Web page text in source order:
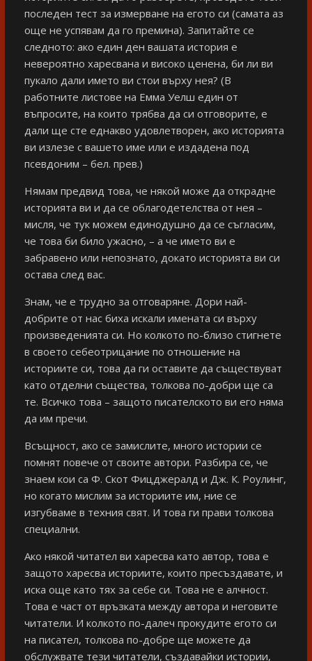
последен тест за измерване на егото си (самата аз
още не успявам да го премина). Запитайте се
следното: ако един ден вашата история е
невероятно харесвана и високо ценена, би ли ви
пукало дали името ви стои върху нея? (В
работните листове на Емма Уелш един от
въпросите, на които трябва да си отговорите, е
дали ще сте еднакво удовлетворен, ако историята
ви излезе с вашето име или е издадена под
псевдоним – бел. прев.)
Нямам предвид това, че някой може да открадне
историята ви и да се облагодетелства от нея –
мисля, че тук можем единодушно да се съгласим,
че това би било ужасно, – а че името ви е
забравено или непознато, докато историята ви си
остава след вас.
Знам, че е трудно за отговаряне. Дори най-
добрите от нас биха искали имената си върху
произведенията си. Но колкото по-близо стигнете
в своето себеотрицание по отношение на
историите си, това да ги оставите да съществуват
като отделни същества, толкова по-добри ще са
те. Всичко това – защото писателското ви его няма
да им пречи.
Всъщност, ако се замислите, много истории се
помнят повече от своите автори. Разбира се, че
знаем кои са Ф. Скот Фицджералд и Дж. К. Роулинг,
но когато мислим за историите им, ние се
изгубваме в техния свят. И това ги прави толкова
специални.
Ако някой читател ви харесва като автор, това е
защото харесва историите, които пресъздавате, и
иска още като тях за себе си. Това не е алчност.
Това е част от връзката между автора и неговите
читатели. И колкото по-далеч прокудите егото си
на писател, толкова по-добре ще можете да
обслужвате тези читатели, създавайки истории,